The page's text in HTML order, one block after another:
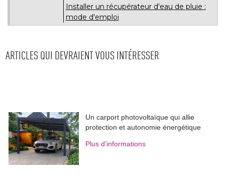
Installer un récupérateur d'eau de pluie :
mode d'emploi
ARTICLES QUI DEVRAIENT VOUS INTÉRESSER
Un carport photovoltaïque qui allie
protection et autonomie énergétique
Plus d'informations